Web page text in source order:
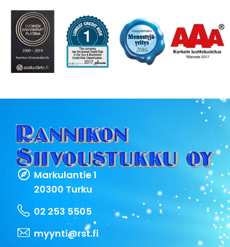
Markulantie 1
20300 Turku
02 253 5505
myynti@rst.fi